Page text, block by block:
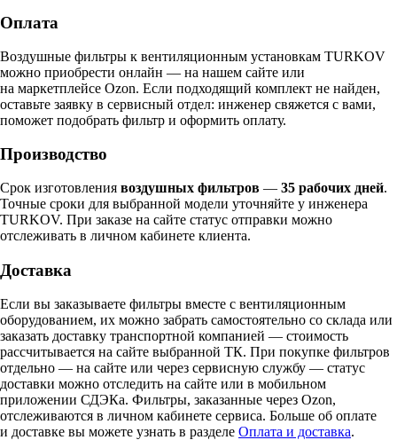
Оплата
Воздушные фильтры к вентиляционным установкам TURKOV
можно приобрести онлайн — на нашем сайте или
на маркетплейсе Ozon. Если подходящий комплект не найден,
оставьте заявку в сервисный отдел: инженер свяжется с вами,
поможет подобрать фильтр и оформить оплату.
Производство
Срок изготовления воздушных фильтров — 35 рабочих дней.
Точные сроки для выбранной модели уточняйте у инженера
TURKOV. При заказе на сайте статус отправки можно
отслеживать в личном кабинете клиента.
Доставка
Если вы заказываете фильтры вместе с вентиляционным
оборудованием, их можно забрать самостоятельно со склада или
заказать доставку транспортной компанией — стоимость
рассчитывается на сайте выбранной ТК. При покупке фильтров
отдельно — на сайте или через сервисную службу — статус
доставки можно отследить на сайте или в мобильном
приложении СДЭКа. Фильтры, заказанные через Ozon,
отслеживаются в личном кабинете сервиса. Больше об оплате
и доставке вы можете узнать в разделе Оплата и доставка.